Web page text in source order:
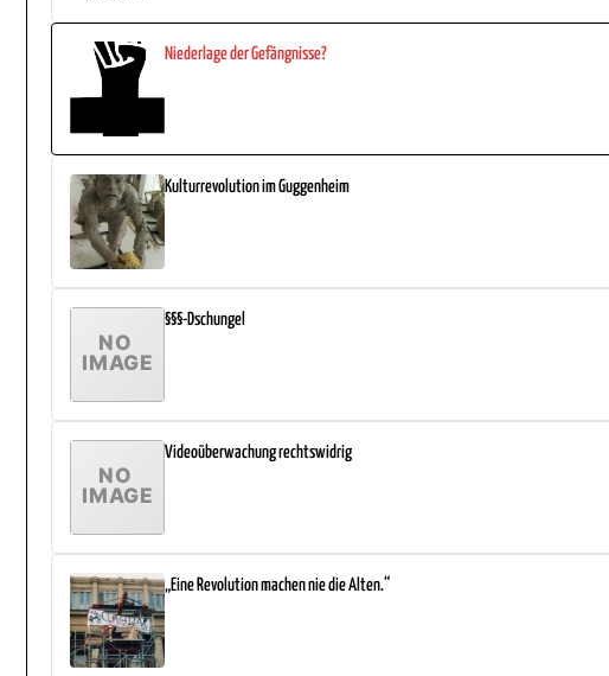
Niederlage der Gefängnisse?
Kulturrevolution im Guggenheim
§§§-Dschungel
Videoüberwachung rechtswidrig
„Eine Revolution machen nie die Alten.“